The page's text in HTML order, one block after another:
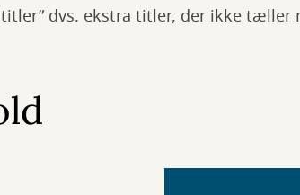
dvs. ekstra titler, der ikke tæller